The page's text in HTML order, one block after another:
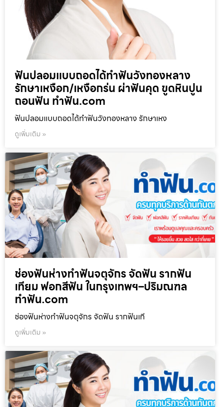
ฟันปลอมแบบถอดได้ทำฟันวังทองหลาง
รักษาเหงือก/เหงือกร่น ผ่าฟันคุด ขูดหินปูน
ถอนฟัน ทำฟัน.com
ฟันปลอมแบบถอดได้ทำฟันวังทองหลาง รักษาเหง
ดูเพิ่มเติม »
ช่องฟันห่างทำฟันจตุจักร จัดฟัน รากฟัน
เทียม ฟอกสีฟัน ในกรุงเทพฯ–ปริมณฑล
ทำฟัน.com
ช่องฟันห่างทำฟันจตุจักร จัดฟัน รากฟันเที
ดูเพิ่มเติม »